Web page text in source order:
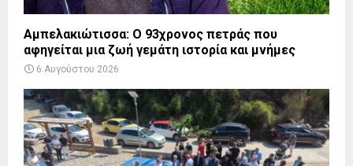
Αμπελακιώτισσα: Ο 93χρονος πετράς που
αφηγείται μια ζωή γεμάτη ιστορία και μνήμες
6 Αυγούστου 2026